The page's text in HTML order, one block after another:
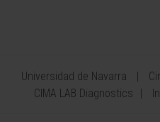
Universidad de Navarra
CIMA LAB Diagnostics